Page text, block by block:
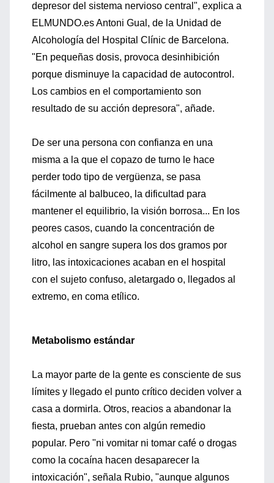
depresor del sistema nervioso central", explica a
ELMUNDO.es Antoni Gual, de la Unidad de
Alcohología del Hospital Clínic de Barcelona.
"En pequeñas dosis, provoca desinhibición
porque disminuye la capacidad de autocontrol.
Los cambios en el comportamiento son
resultado de su acción depresora", añade.
De ser una persona con confianza en una
misma a la que el copazo de turno le hace
perder todo tipo de vergüenza, se pasa
fácilmente al balbuceo, la dificultad para
mantener el equilibrio, la visión borrosa... En los
peores casos, cuando la concentración de
alcohol en sangre supera los dos gramos por
litro, las intoxicaciones acaban en el hospital
con el sujeto confuso, aletargado o, llegados al
extremo, en coma etílico.
Metabolismo estándar
La mayor parte de la gente es consciente de sus
límites y llegado el punto crítico deciden volver a
casa a dormirla. Otros, reacios a abandonar la
fiesta, prueban antes con algún remedio
popular. Pero "ni vomitar ni tomar café o drogas
como la cocaína hacen desaparecer la
intoxicación", señala Rubio, "aunque algunos